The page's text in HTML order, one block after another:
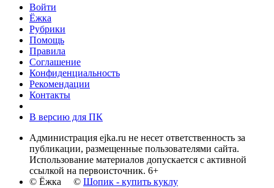
Войти
Ёжка
Рубрики
Помощь
Правила
Соглашение
Конфиденциальность
Рекомендации
Контакты
В версию для ПК
Администрация ejka.ru не несет ответственность за
публикации, размещенные пользователями сайта.
Использование материалов допускается с активной
ссылкой на первоисточник. 6+
© Ёжка © Шопик - купить куклу